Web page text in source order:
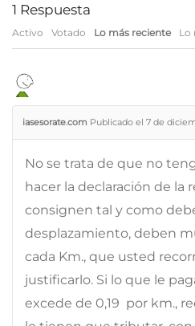
1 Respuesta
Activo Votado Lo más reciente Lo
iasesorate.com Publicado el 7 de
No se trata de que no
hacer la declaración de la
consignen tal y como
desplazamiento, deben
cada Km., que usted
justificarlo. Si lo que le
excede de 0,19  por km.,